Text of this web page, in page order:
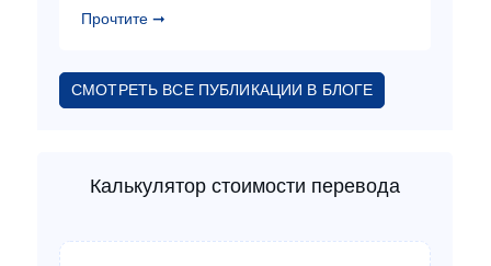
Прочтите ➞
СМОТРЕТЬ ВСЕ ПУБЛИКАЦИИ В БЛОГЕ
Калькулятор стоимости перевода